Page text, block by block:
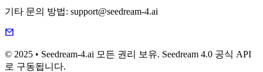
기타 문의 방법: support@seedream-4.ai
© 2025 • Seedream-4.ai 모든 권리 보유. Seedream 4.0 공식 API
로 구동됩니다.